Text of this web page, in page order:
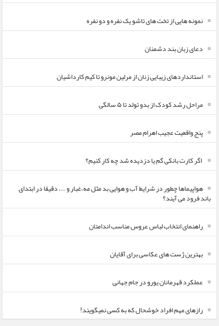
نمونه هایی از تخت های تاشو یک نفره و دو نفره
دعای زبان بند دشمنان
استانداردهای زیبایی زنان از مرلین مونرو تا کیم کارداشیان
مراحل رشد کودک از بدو تولد تا ۵ سالگی
پنج واقعیت عجیب اهرام مصر
اگر کارت بانکی گم یا دزدیده شد چه کار کنیم؟
هواپیماها چطور در شرایط آب و هوایی بد مثل مه،غبار و …. دقیقا در ابتدای
باند فرود می آیند؟
راهنمای انتخاب لباس عروس مناسب اندامتان
بهترین ژست های عکاسی برای آقایان
عملکرد قهرمانان یورو در جام جهانی
رازهای مهم افراد خوشحال که به کسی نمیگویند!